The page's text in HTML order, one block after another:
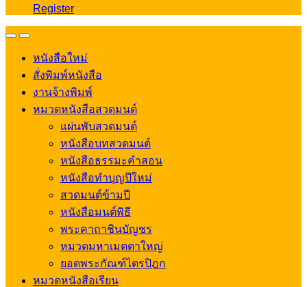
Register
OpenClose
หนังสือใหม่
สั่งพิมพ์หนังสือ
งานจ้างพิมพ์
หมวดหนังสือสวดมนต์
แผ่นพับสวดมนต์
หนังสือบทสวดมนต์
หนังสือธรรมะคำสอน
หนังสือทำบุญปีใหม่
สวดมนต์ข้ามปี
หนังสือมนต์พิธี
พระคาถาชินบัญชร
หมวดมหาเมตตาใหญ่
ยอดพระกัณฑ์ไตรปิฎก
หมวดหนังสือเรียน